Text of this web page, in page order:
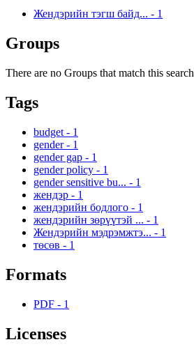
Жендэрийн тэгш байд... - 1
Groups
There are no Groups that match this search
Tags
budget - 1
gender - 1
gender gap - 1
gender policy - 1
gender sensitive bu... - 1
жендэр - 1
жендэрийн бодлого - 1
жендэрийн зөрүүтэй ... - 1
Жендэрийн мэдрэмжтэ... - 1
төсөв - 1
Formats
PDF - 1
Licenses